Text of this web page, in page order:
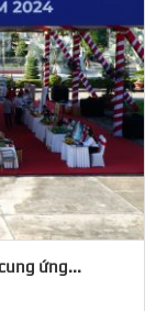
ứng...